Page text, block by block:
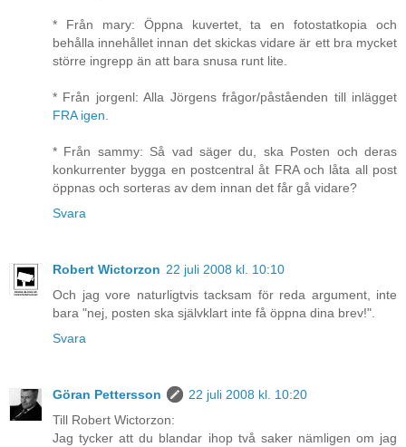
* Från mary: Öppna kuvertet, ta en fotostatkopia och
behålla innehållet innan det skickas vidare är ett bra mycket
större ingrepp än att bara snusa runt lite.
* Från jorgenl: Alla Jörgens frågor/påståenden till inlägget
FRA igen
* Från sammy: Så vad säger du, ska Posten och deras
konkurrenter bygga en postcentral åt FRA och låta all post
öppnas och sorteras av dem innan det får gå vidare?
Svara
Robert Wictorzon 22 juli 2008 kl. 10:10
Och jag vore naturligtvis tacksam för reda argument, inte
bara "nej, posten ska självklart inte få öppna dina brev!".
Svara
Göran Pettersson
22 juli 2008 kl. 10:20
Till Robert Wictorzon:
Jag tycker att du blandar ihop två saker nämligen om jag